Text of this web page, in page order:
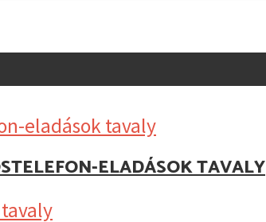
ELADÁSOK TAVALY